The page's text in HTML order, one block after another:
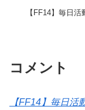
【FF14】毎日活
コメント
【FF14】毎日活